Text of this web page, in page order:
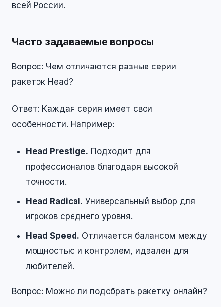
всей России.
Часто задаваемые вопросы
Вопрос: Чем отличаются разные серии
ракеток Head?
Ответ: Каждая серия имеет свои
особенности. Например:
Head Prestige. Подходит для
профессионалов благодаря высокой
точности.
Head Radical. Универсальный выбор для
игроков среднего уровня.
Head Speed. Отличается балансом между
мощностью и контролем, идеален для
любителей.
Вопрос: Можно ли подобрать ракетку онлайн?